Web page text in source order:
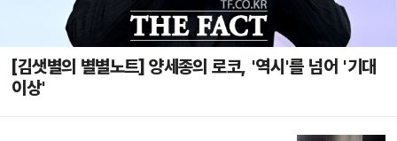
[김샛별의 별별노트] 양세종의 로코, '역시'를 넘어 '기대
이상'